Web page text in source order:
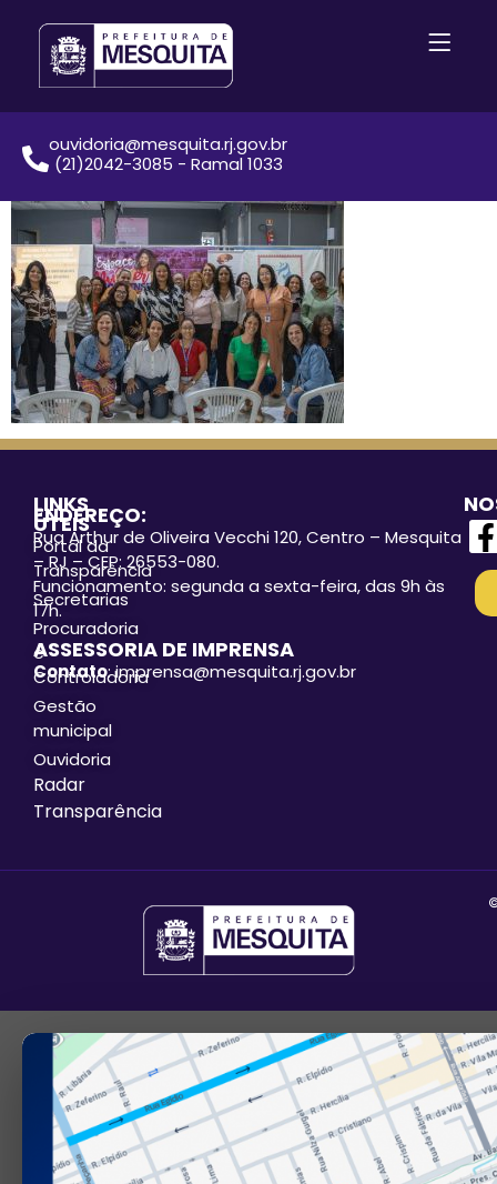
ouvidoria@mesquita.rj.gov.br
(21)2042-3085 - Ramal 1033
LINKS
ÚTEIS
Portal da
Transparência
Secretarias
Procuradoria
e
Controladoria
Gestão
municipal
Ouvidoria
Radar
Transparência
ENDEREÇO:
Rua Arthur de Oliveira Vecchi 120, Centro – Mesquita
– RJ – CEP: 26553-080.
Funcionamento: segunda a sexta-feira, das 9h às
17h.
ASSESSORIA DE IMPRENSA
Contato: imprensa@mesquita.rj.gov.br